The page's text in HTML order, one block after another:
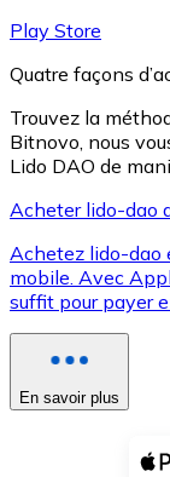
XRP
XRP
Voir toutes
Coupons
Play Store
Quatre façons
Trouvez la
Bitnovo, nous
Lido DAO de
Acheter lido-dao
Achetez lido-dao
mobile. Avec
suffit pour payer
En savoir plus